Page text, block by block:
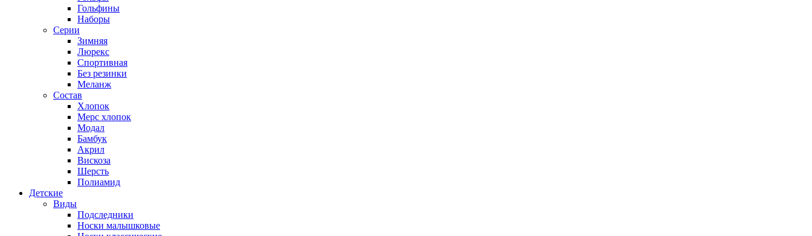
Гольфины
Наборы
Серии
Зимняя
Люрекс
Спортивная
Без резинки
Меланж
Состав
Хлопок
Мерс хлопок
Модал
Бамбук
Акрил
Вискоза
Шерсть
Полиамид
Детские
Виды
Подследники
Носки малышковые